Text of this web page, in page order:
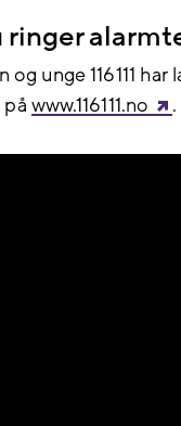
ringer
unge 116111
på www.116111.no